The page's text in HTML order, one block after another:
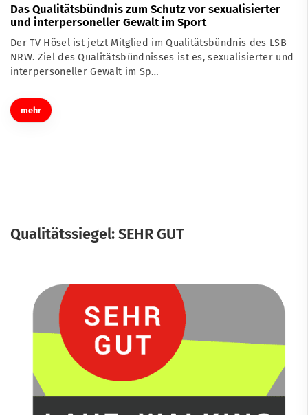
Das Qualitätsbündnis zum Schutz vor sexualisierter
und interpersoneller Gewalt im Sport
Der TV Hösel ist jetzt Mitglied im Qualitätsbündnis des LSB
NRW. Ziel des Qualitätsbündnisses ist es, sexualisierter und
interpersoneller Gewalt im Sp…
mehr
Qualitätssiegel: SEHR GUT